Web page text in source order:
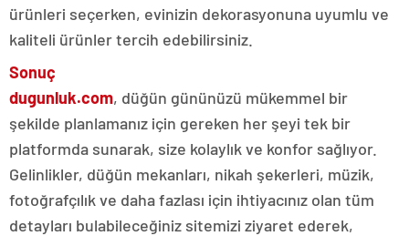
ürünleri seçerken, evinizin dekorasyonuna uyumlu ve
kaliteli ürünler tercih edebilirsiniz.
Sonuç
dugunluk.com, düğün gününüzü mükemmel bir
şekilde planlamanız için gereken her şeyi tek bir
platformda sunarak, size kolaylık ve konfor sağlıyor.
Gelinlikler, düğün mekanları, nikah şekerleri, müzik,
fotoğrafçılık ve daha fazlası için ihtiyacınız olan tüm
detayları bulabileceğiniz sitemizi ziyaret ederek,